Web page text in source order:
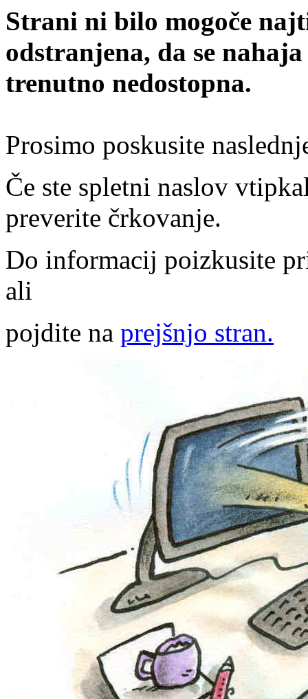
Strani ni bilo mogoče
odstranjena, da se
trenutno nedostopna.
Prosimo poskusite
Če ste spletni naslov
preverite črkovanje.
Do informacij poizkusite
ali
pojdite na prejšnjo stran.